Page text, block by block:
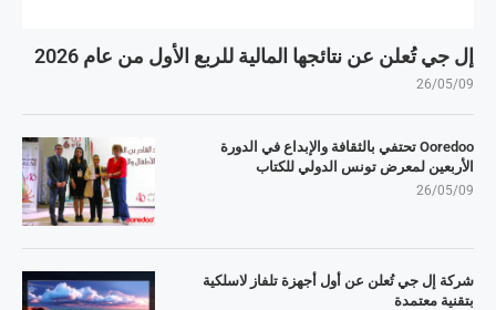
إل جي تُعلن عن نتائجها المالية للربع الأول من عام 2026
26/05/09
Ooredoo تحتفي بالثقافة والإبداع في الدورة
الأربعين لمعرض تونس الدولي للكتاب
26/05/09
شركة إل جي تُعلن عن أول أجهزة تلفاز لاسلكية
بتقنية معتمدة